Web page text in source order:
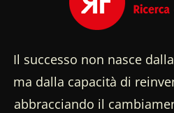
Il successo non nasce
ma dalla capacità di
abbracciando il